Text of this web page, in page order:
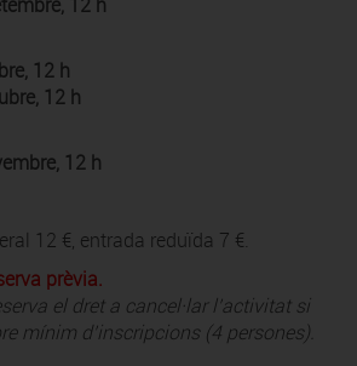
12 h
12 h
12 h
12 €, entrada reduïda 7 €.
prèvia.
el dret a cancel·lar l’activitat si
mínim d’inscripcions (4 persones).